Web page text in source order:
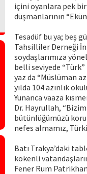
içini oyanlara pek
düşmanlarının
Tesadüf bu ya; beş
Tahsilliler Derneği
soydaşlarımıza
belli seviyede
yaz da “Müslüman
yılda 104 azınlık
Yunanca vaaza
Dr. Hayrullah,
bütünlüğümüzü
nefes almamız,
Batı Trakya’daki
kökenli
Fener Rum